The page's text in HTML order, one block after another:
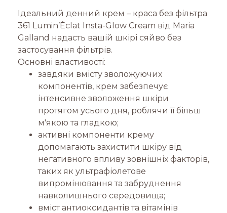
Ідеальний денний крем – краса без фільтра
361 Lumin’Éclat Insta-Glow Cream від Maria
Galland надасть вашій шкірі сяйво без
застосування фільтрів.
Основні властивості:
завдяки вмісту зволожуючих
компонентів, крем забезпечує
інтенсивне зволоження шкіри
протягом усього дня, роблячи її більш
м'якою та гладкою;
активні компоненти крему
допомагають захистити шкіру від
негативного впливу зовнішніх факторів,
таких як ультрафіолетове
випромінювання та забруднення
навколишнього середовища;
вміст антиоксидантів та вітамінів